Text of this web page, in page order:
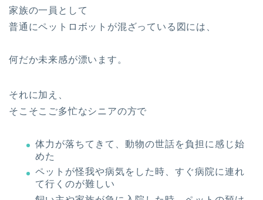
家族の一員として
普通にペットロボットが混ざっている図には、
何だか未来感が漂います。
それに加え、
そこそこご多忙なシニアの方で
体力が落ちてきて、動物の世話を負担に感じ始
めた
ペットが怪我や病気をした時、すぐ病院に連れ
て行くのが難しい